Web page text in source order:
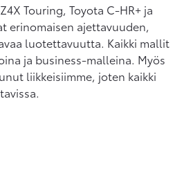
Touring, Toyota C-HR+ ja
erinomaisen ajettavuuden,
luotettavuutta. Kaikki mallit
ja business-malleina. Myös
liikkeisiimme, joten kaikki